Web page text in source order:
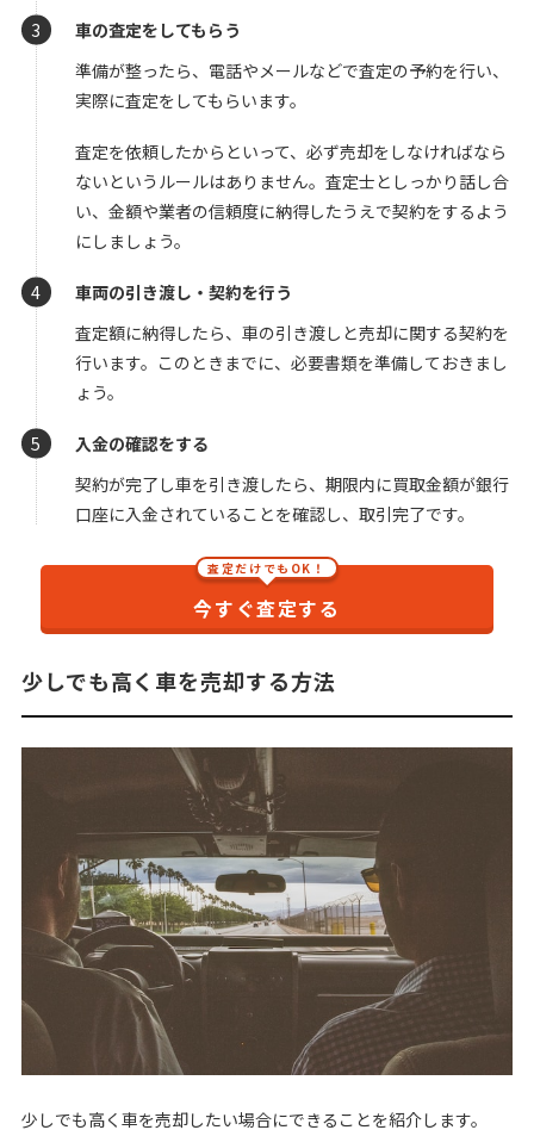
車の査定をしてもらう
準備が整ったら、電話やメールなどで査定の予約を行い、
実際に査定をしてもらいます。
査定を依頼したからといって、必ず売却をしなければなら
ないというルールはありません。査定士としっかり話し合
い、金額や業者の信頼度に納得したうえで契約をするよう
にしましょう。
車両の引き渡し・契約を行う
査定額に納得したら、車の引き渡しと売却に関する契約を
行います。このときまでに、必要書類を準備しておきまし
ょう。
入金の確認をする
契約が完了し車を引き渡したら、期限内に買取金額が銀行
口座に入金されていることを確認し、取引完了です。
査定だけでもOK！
今すぐ査定する
少しでも高く車を売却する方法
少しでも高く車を売却したい場合にできることを紹介します。